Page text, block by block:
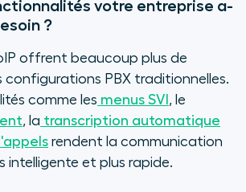
votre entreprise a-
?
offrent beaucoup plus de
configurations PBX traditionnelles.
comme les menus SVI , le
, la transcription automatique
rendent la communication
intelligente et plus rapide.